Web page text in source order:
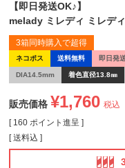
【即日発送OK♪】
melady ミレディ ミレデ
ネコポス 送料無料 即日発
DIA14.5mm 着色直径13.8㎜
3箱同時購入で超得
販売価格 ¥1,760 税込
[ 160 ポイント進呈 ]
送料込